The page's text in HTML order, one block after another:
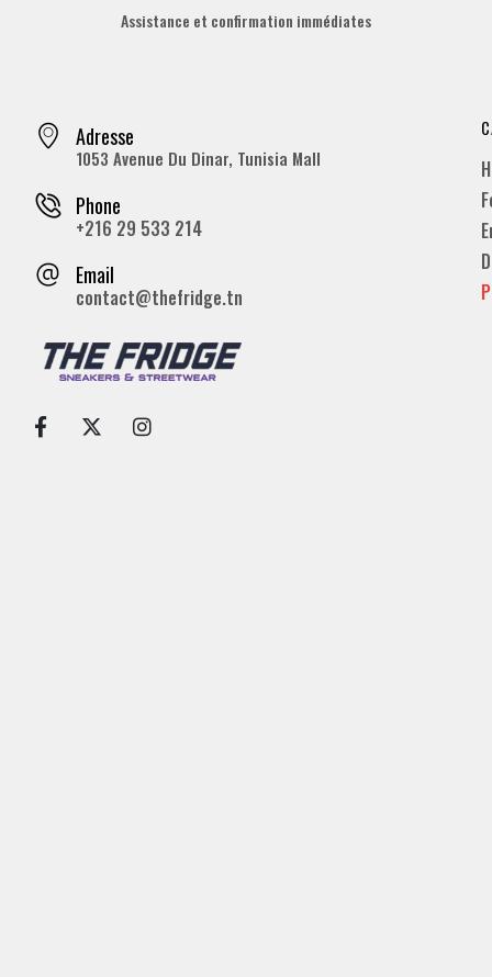
Assistance et confirmation immédiates
Adresse
1053 Avenue Du Dinar, Tunisia Mall
Phone
+216 29 533 214
Email
contact@thefridge.tn